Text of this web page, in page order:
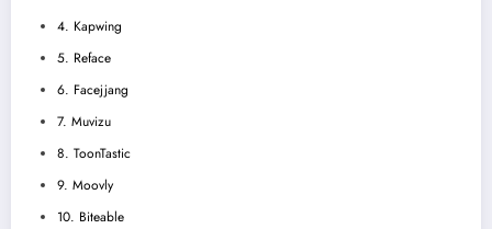
4. Kapwing
5. Reface
6. Facejjang
7. Muvizu
8. ToonTastic
9. Moovly
10. Biteable